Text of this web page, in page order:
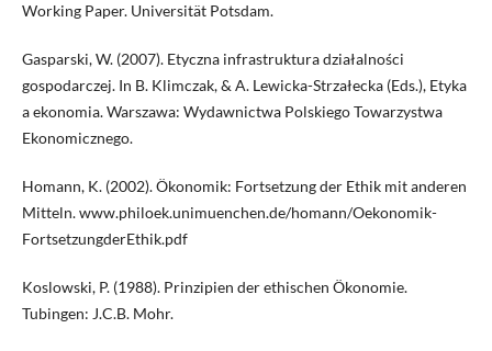
Working Paper. Universität Potsdam.
Gasparski, W. (2007). Etyczna infrastruktura działalności
gospodarczej. In B. Klimczak, & A. Lewicka-Strzałecka (Eds.), Etyka
a ekonomia. Warszawa: Wydawnictwa Polskiego Towarzystwa
Ekonomicznego.
Homann, K. (2002). Ökonomik: Fortsetzung der Ethik mit anderen
Mitteln. www.philoek.unimuenchen.de/homann/Oekonomik-
FortsetzungderEthik.pdf
Koslowski, P. (1988). Prinzipien der ethischen Ökonomie.
Tubingen: J.C.B. Mohr.